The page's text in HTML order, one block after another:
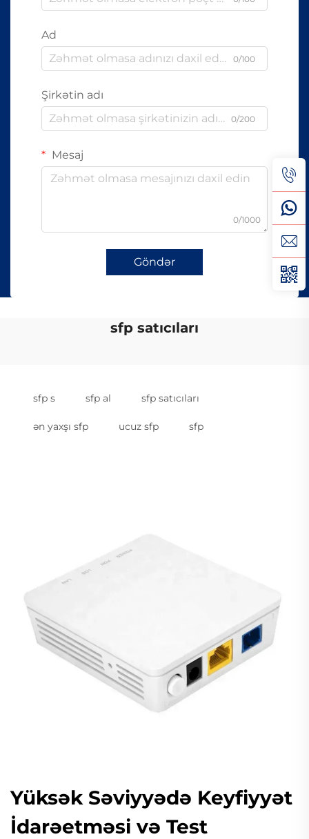
Ad
0/100
Şirkətin adı
0/200
Mesaj
0/1000
Göndər
sfp satıcıları
sfp s sfp al sfp satıcıları
ən yaxşı sfp ucuz sfp sfp
Yüksək Səviyyədə Keyfiyyət
İdarəetməsi və Test